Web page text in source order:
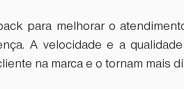
para melhorar o
A velocidade e a
na marca e o tornam mais